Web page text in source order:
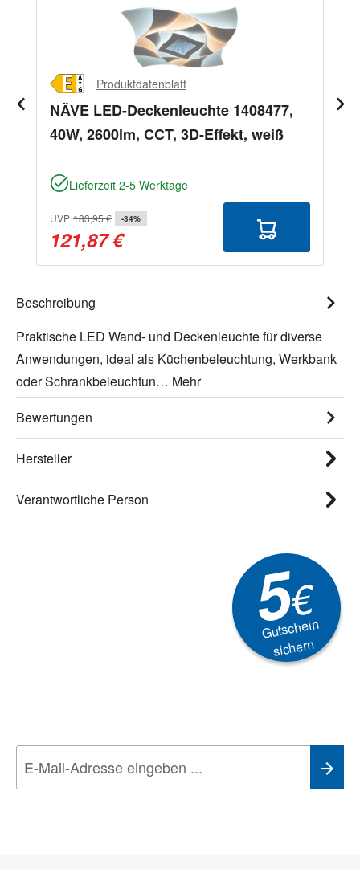
Produktdatenblatt
NÄVE LED-Deckenleuchte 1408477,
40W, 2600lm, CCT, 3D-Effekt, weiß
Lieferzeit 2-5 Werktage
UVP 183,95 € -34%
121,87 €
Beschreibung
Praktische LED Wand- und Deckenleuchte für diverse
Anwendungen, ideal als Küchenbeleuchtung, Werkbank
oder Schrankbeleuchtun… Mehr
Bewertungen
Hersteller
Verantwortliche Person
5€
Gutschein
sichern